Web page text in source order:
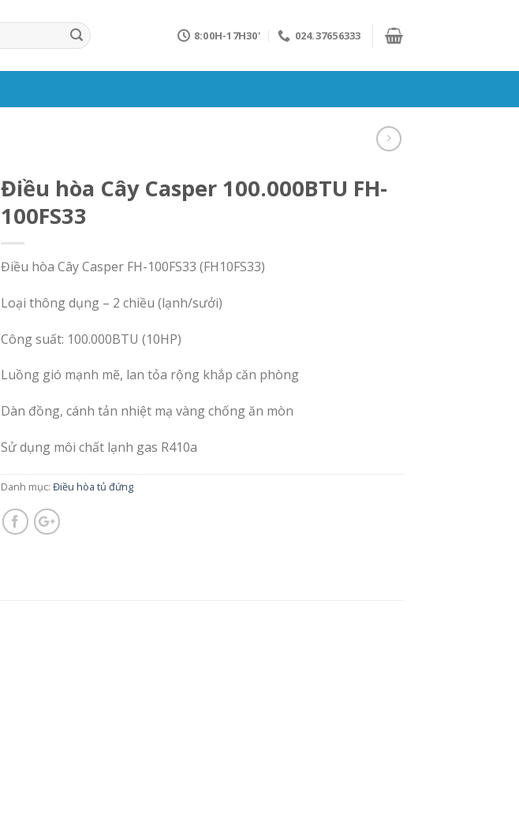
8:00H-17H30' 024.37656333
Điều hòa Cây Casper 100.000BTU FH-
100FS33
Điều hòa Cây Casper FH-100FS33 (FH10FS33)
Loại thông dụng – 2 chiều (lạnh/sưởi)
Công suất: 100.000BTU (10HP)
Luồng gió mạnh mẽ, lan tỏa rộng khắp căn phòng
Dàn đồng, cánh tản nhiệt mạ vàng chống ăn mòn
Sử dụng môi chất lạnh gas R410a
Danh mục: Điều hòa tủ đứng